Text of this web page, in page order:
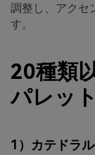
調整し、アクセ
す。
20種類
パレッ
1）カテドラ